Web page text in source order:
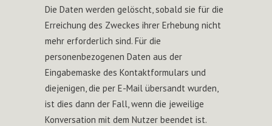
Die Daten werden gelöscht, sobald sie für die
Erreichung des Zweckes ihrer Erhebung nicht
mehr erforderlich sind. Für die
personenbezogenen Daten aus der
Eingabemaske des Kontaktformulars und
diejenigen, die per E-Mail übersandt wurden,
ist dies dann der Fall, wenn die jeweilige
Konversation mit dem Nutzer beendet ist.